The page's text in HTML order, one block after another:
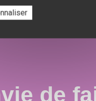
de